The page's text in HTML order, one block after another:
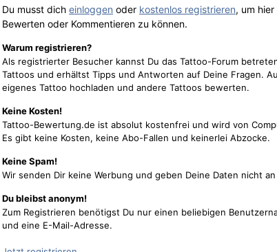
Du musst dich einloggen oder kostenlos registrieren, um hier
Bewerten oder Kommentieren zu können.
Warum registrieren?
Als registrierter Besucher kannst Du das Tattoo-Forum
Tattoos und erhältst Tipps und Antworten auf Deine Fragen.
eigenes Tattoo hochladen und andere Tattoos bewerten.
Keine Kosten!
Tattoo-Bewertung.de ist absolut kostenfrei und wird von
Es gibt keine Kosten, keine Abo-Fallen und keinerlei Abzocke.
Keine Spam!
Wir senden Dir keine Werbung und geben Deine Daten nicht
Du bleibst anonym!
Zum Registrieren benötigst Du nur einen beliebigen
und eine E-Mail-Adresse.